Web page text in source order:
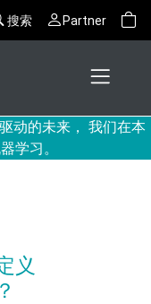
搜索 Partner
动的未来， 我们在本
学习。
义